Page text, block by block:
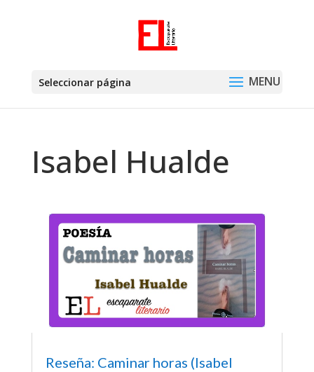
Seleccionar página
Isabel Hualde
Reseña: Caminar horas (Isabel